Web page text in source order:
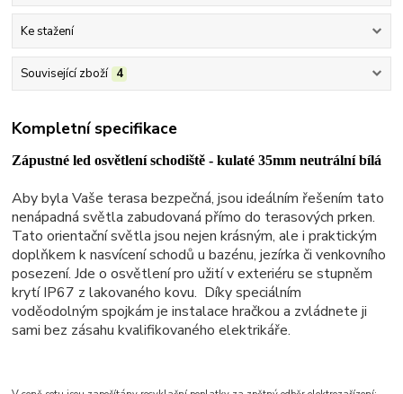
Ke stažení
Související zboží 4
Kompletní specifikace
Zápustné led osvětlení schodiště - kulaté 35mm neutrální bílá
Aby byla Vaše terasa bezpečná, jsou ideálním řešením tato
nenápadná světla zabudovaná přímo do terasových prken.
Tato orientační světla jsou nejen krásným, ale i praktickým
doplňkem k nasvícení schodů u bazénu, jezírka či venkovního
posezení. Jde o osvětlení pro užití v exteriéru se stupněm
krytí IP67 z lakovaného kovu. Díky speciálním
voděodolným spojkám je instalace hračkou a zvládnete ji
sami bez zásahu kvalifikovaného elektrikáře.